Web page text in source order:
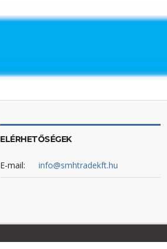
ELÉRHETŐSÉGEK
E-mail: info@smhtradekft.hu